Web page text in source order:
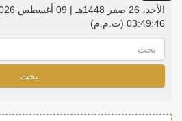
الأحد، 26 صفر 1448هـ | 09 أغسطس 2026م |
03:49:46 (ت.م.م)
بحث